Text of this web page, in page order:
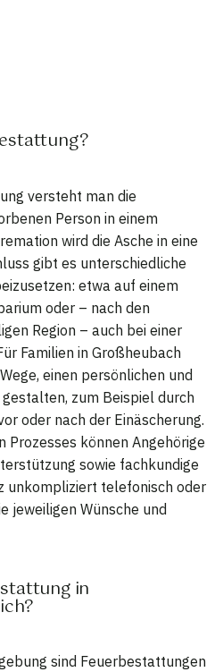
versteht man die
Person in einem
wird die Asche in eine
gibt es unterschiedliche
etwa auf einem
oder – nach den
Region – auch bei einer
Familien in Großheubach
einen persönlichen und
zum Beispiel durch
oder nach der Einäscherung.
Prozesses können Angehörige
sowie fachkundige
unkompliziert telefonisch oder
jeweiligen Wünsche und
in
sind Feuerbestattungen